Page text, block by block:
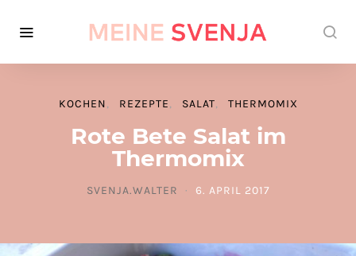
KOCHEN REZEPTE SALAT THERMOMIX
Rote Bete Salat im
Thermomix
SVENJA.WALTER
POSTED ON
6. APRIL 2017